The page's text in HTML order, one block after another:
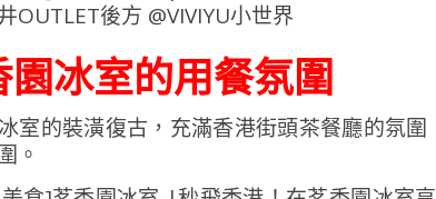
園冰室的用餐氛圍
室的裝潢復古，充滿香港街頭茶餐廳的氛
。